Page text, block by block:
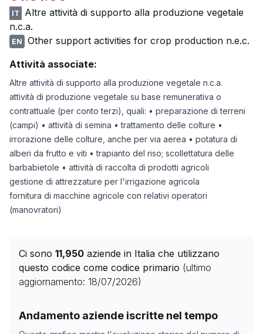
IT
Altre attività di supporto alla produzione vegetale
n.c.a.
EN
Other support activities for crop production n.e.c.
Attività associate:
Altre attività di supporto alla produzione vegetale n.c.a.
attività di produzione vegetale su base remunerativa o
contrattuale (per conto terzi), quali: • preparazione di terreni
(campi) • attività di semina • trattamento delle colture •
irrorazione delle colture, anche per via aerea • potatura di
alberi da frutto e viti • trapianto del riso; scollettatura delle
barbabietole • attività di raccolta di prodotti agricoli
gestione di attrezzature per l'irrigazione agricola
fornitura di macchine agricole con relativi operatori
(manovratori)
Ci sono 11,950 aziende in Italia che utilizzano
questo codice come codice primario (ultimo
aggiornamento: 18/07/2026)
Andamento aziende iscritte nel tempo
Storico numero di aziende con codice ATECO
Data rilevazione